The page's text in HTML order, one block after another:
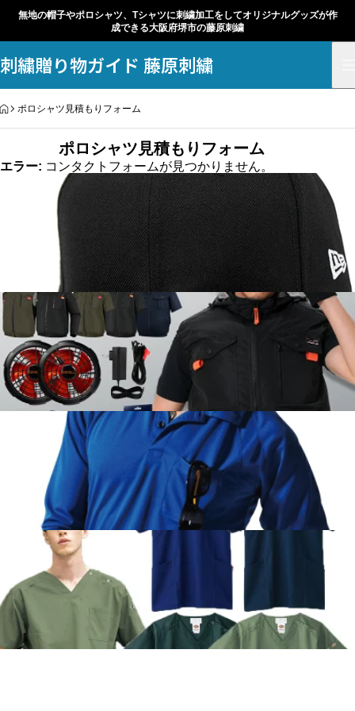
無地の帽子やポロシャツ、Tシャツに刺繍加工をしてオリジナルグッズが作
成できる大阪府堺市の藤原刺繍
刺繍贈り物ガイド 藤原刺繍
HOME
ポロシャツ見積もりフォーム
ポロシャツ見積もりフォーム
エラー: コンタクトフォームが見つかりません。
ニューエラ無地帽子持ち込み可能
ショッピングサイトで購入された商品を当方に直送して持込刺繍
可能
空調服に刺繍可能
ショッピングサイトで購入された商品を当方に直送して持込刺繍
BURTLEポロに刺繍
ショッピングサイトで購入された商品を当方に直送して持込刺繍
可能